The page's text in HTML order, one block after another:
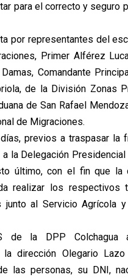
para el correcto y seguro
por representantes del
Primer Alférez
Comandante
de la División Zonas
de San Rafael
de Migraciones.
previos a traspasar la
la Delegación Presidencial
último, con el fin que la
realizar los respectivos
al Servicio Agrícola y
de la DPP Colchagua
la dirección Olegario
las personas, su DNI,